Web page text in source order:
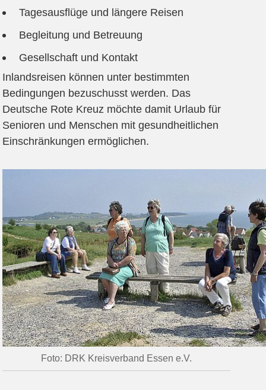
Foto: DRK Kreisverband Essen e.V.
Tagesausflüge und längere Reisen
Begleitung und Betreuung
Gesellschaft und Kontakt
Inlandsreisen können unter bestimmten
Bedingungen bezuschusst werden. Das
Deutsche Rote Kreuz möchte damit Urlaub für
Senioren und Menschen mit gesundheitlichen
Einschränkungen ermöglichen.